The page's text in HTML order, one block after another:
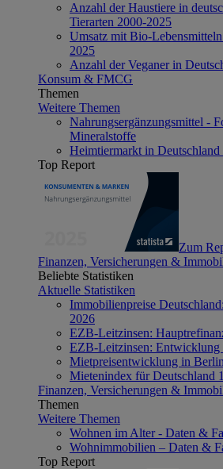
Anzahl der Haustiere in
Tierarten 2000-2025
Umsatz mit Bio-
2025
Anzahl der Veganer in
Konsum & FMCG
Themen
Weitere Themen
Nahrungsergänzungsmittel -
Mineralstoffe
Heimtiermarkt in
Top Report
Zum
Finanzen, Versicherungen &
Beliebte Statistiken
Aktuelle Statistiken
Immobilienpreise
2026
EZB-Leitzinsen:
EZB-Leitzinsen: Entwicklung
Mietpreisentwicklung in
Mietenindex für Deutschland
Finanzen, Versicherungen &
Themen
Weitere Themen
Wohnen im Alter - Daten &
Wohnimmobilien – Daten &
Top Report